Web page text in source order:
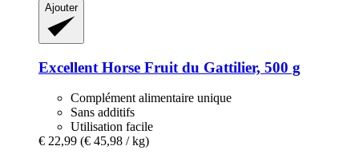
Ajouter
Excellent Horse Fruit du Gattilier, 500 g
Complément alimentaire unique
Sans additifs
Utilisation facile
€ 22,99 (€ 45,98 / kg)